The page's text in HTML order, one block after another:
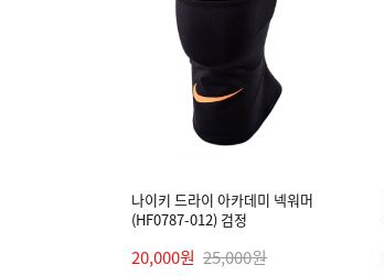
나이키 드라이 아카데미 넥워머
(HF0787-012) 검정
20,000원 25,000원